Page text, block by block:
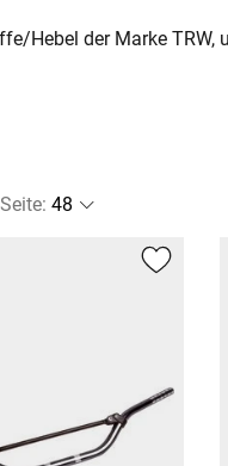
Hebel der Marke TRW,
: